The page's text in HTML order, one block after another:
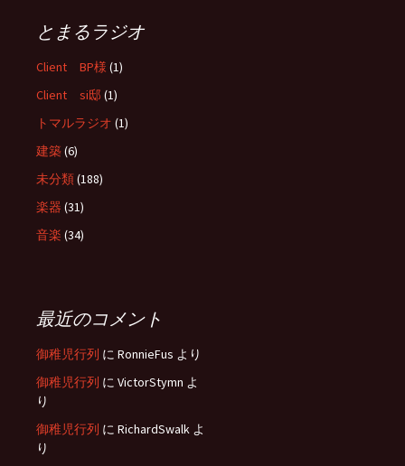
とまるラジオ
Client BP様 (1)
Client si邸 (1)
トマルラジオ (1)
建築(6)
未分類(188)
楽器 (31)
音楽 (34)
最近のコメント
御稚児行列 に RonnieFus より
御稚児行列 に VictorStymn よ
り
御稚児行列 に RichardSwalk よ
り